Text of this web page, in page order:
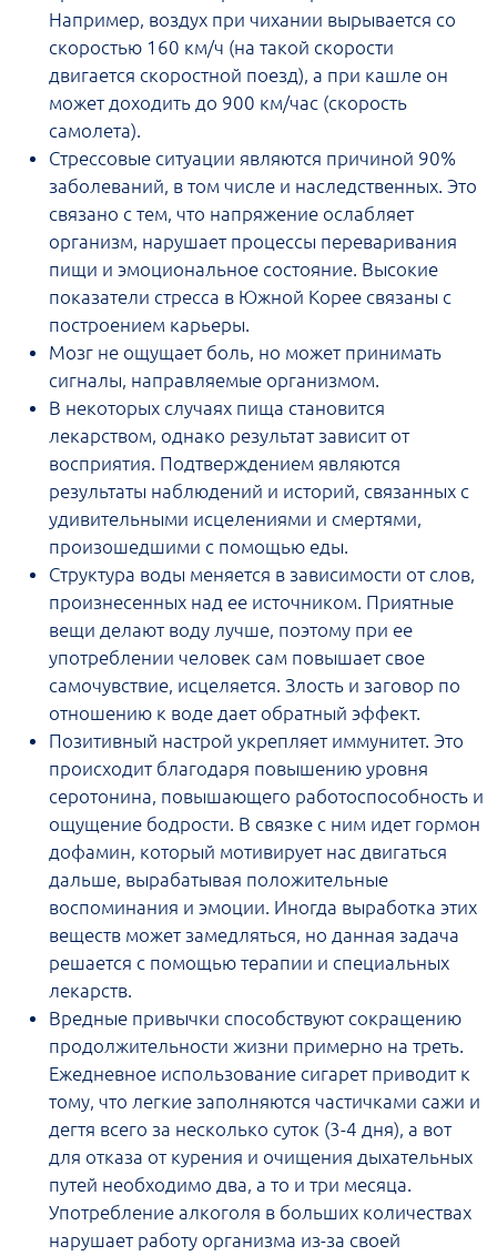
Например, воздух при чихании вырывается со
скоростью 160 км/ч (на такой скорости
двигается скоростной поезд), а при кашле он
может доходить до 900 км/час (скорость
самолета).
Стрессовые ситуации являются причиной 90%
заболеваний, в том числе и наследственных. Это
связано с тем, что напряжение ослабляет
организм, нарушает процессы переваривания
пищи и эмоциональное состояние. Высокие
показатели стресса в Южной Корее связаны с
построением карьеры.
Мозг не ощущает боль, но может принимать
сигналы, направляемые организмом.
В некоторых случаях пища становится
лекарством, однако результат зависит от
восприятия. Подтверждением являются
результаты наблюдений и историй, связанных с
удивительными исцелениями и смертями,
произошедшими с помощью еды.
Структура воды меняется в зависимости от слов,
произнесенных над ее источником. Приятные
вещи делают воду лучше, поэтому при ее
употреблении человек сам повышает свое
самочувствие, исцеляется. Злость и заговор по
отношению к воде дает обратный эффект.
Позитивный настрой укрепляет иммунитет. Это
происходит благодаря повышению уровня
серотонина, повышающего работоспособность и
ощущение бодрости. В связке с ним идет гормон
дофамин, который мотивирует нас двигаться
дальше, вырабатывая положительные
воспоминания и эмоции. Иногда выработка этих
веществ может замедляться, но данная задача
решается с помощью терапии и специальных
лекарств.
Вредные привычки способствуют сокращению
продолжительности жизни примерно на треть.
Ежедневное использование сигарет приводит к
тому, что легкие заполняются частичками сажи и
дегтя всего за несколько суток (3-4 дня), а вот
для отказа от курения и очищения дыхательных
путей необходимо два, а то и три месяца.
Употребление алкоголя в больших количествах
нарушает работу организма из-за своей